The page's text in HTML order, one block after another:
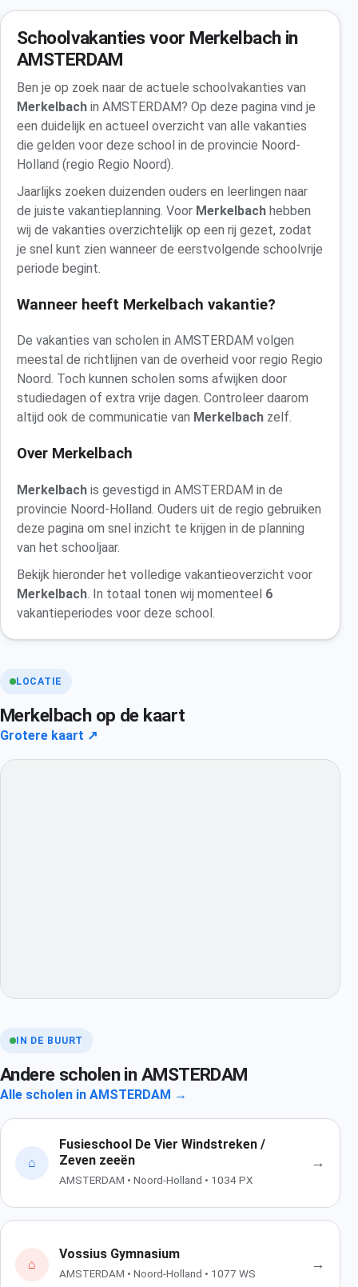
Schoolvakanties voor Merkelbach in
AMSTERDAM
Ben je op zoek naar de actuele schoolvakanties van
Merkelbach in AMSTERDAM? Op deze pagina vind je
een duidelijk en actueel overzicht van alle vakanties
die gelden voor deze school in de provincie Noord-
Holland (regio Regio Noord).
Jaarlijks zoeken duizenden ouders en leerlingen naar
de juiste vakantieplanning. Voor Merkelbach hebben
wij de vakanties overzichtelijk op een rij gezet, zodat
je snel kunt zien wanneer de eerstvolgende schoolvrije
periode begint.
Wanneer heeft Merkelbach vakantie?
De vakanties van scholen in AMSTERDAM volgen
meestal de richtlijnen van de overheid voor regio Regio
Noord. Toch kunnen scholen soms afwijken door
studiedagen of extra vrije dagen. Controleer daarom
altijd ook de communicatie van Merkelbach zelf.
Over Merkelbach
Merkelbach is gevestigd in AMSTERDAM in de
provincie Noord-Holland. Ouders uit de regio gebruiken
deze pagina om snel inzicht te krijgen in de planning
van het schooljaar.
Bekijk hieronder het volledige vakantieoverzicht voor
Merkelbach. In totaal tonen wij momenteel 6
vakantieperiodes voor deze school.
LOCATIE
Merkelbach op de kaart
Grotere kaart ↗
IN DE BUURT
Andere scholen in AMSTERDAM
Alle scholen in AMSTERDAM →
⌂
Fusieschool De Vier Windstreken /
Zeven zeeën
AMSTERDAM • Noord-Holland • 1034 PX
→
⌂
Vossius Gymnasium
AMSTERDAM • Noord-Holland • 1077 WS
→